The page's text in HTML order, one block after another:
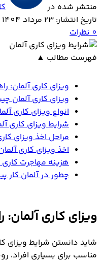
منتشر شده در
تاریخ انتشار: 23 مرداد 1404
0نظرات
فهرست مطالب ▲
ویزای کاری آلمان:
ویزای کاری آلمان
انواع ویزای کاری
شرایط ویزای کاری
مراحل اخذ ویزای
اخذ ویزای کاری
هزینه مهاجرت
چطور در آلمان کار
ویزای کاری آلمان:
شاید دانستن شرایط ویزای کاری آلمان 2026 برایتان جذاب باشد! آلمان به دلیل اقتصاد قوی و کیفیت زندگی بالا، مقصدی جذاب
مناسب برای بسیاری افراد،